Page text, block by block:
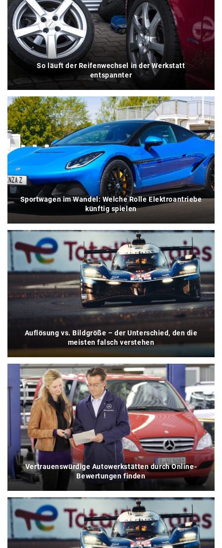
So läuft der Reifenwechsel in der Werkstatt
entspannter
Sportwagen im Wandel: Welche Rolle Elektroantriebe
künftig spielen
Auflösung vs. Bildgröße – der Unterschied, den die
meisten falsch verstehen
Vertrauenswürdige Autowerkstätten durch Online-
Bewertungen finden